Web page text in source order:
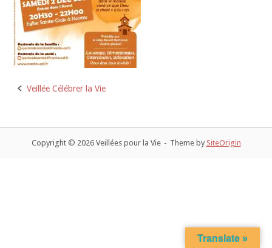
Post
Veillée Célébrer la Vie
Copyright © 2026 Veillées pour la Vie Theme by SiteOrigin
Translate »